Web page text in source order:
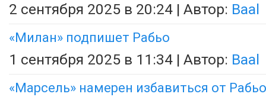
2 сентября 2025 в 20:24 | Автор: Baal
«Милан» подпишет Рабьо
1 сентября 2025 в 11:34 | Автор: Baal
«Марсель» намерен избавиться от Рабьо